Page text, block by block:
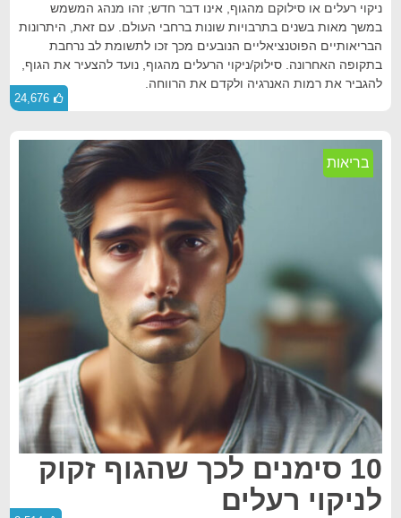
ניקוי רעלים או סילוקם מהגוף, אינו דבר חדש; זהו מנהג המשמש
במשך מאות בשנים בתרבויות שונות ברחבי העולם. עם זאת, היתרונות
הבריאותיים הפוטנציאליים הנובעים מכך זכו לתשומת לב נרחבת
בתקופה האחרונה. סילוק/ניקוי הרעלים מהגוף, נועד להצעיר את הגוף,
להגביר את רמות האנרגיה ולקדם את הרווחה.
24,676
בריאות
10 סימנים לכך שהגוף זקוק
לניקוי רעלים